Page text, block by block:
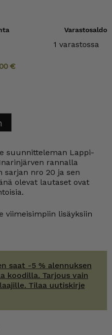
Varastosaldo
€
1 varastossa
suunnitteleman Lappi-
rannalla
sarjan nro 20 ja sen
olevat lautaset ovat
viimeisimpiin lisäyksiin
saat -5 % alennuksen
koodilla. Tarjous vain
Tilaa uutiskirje